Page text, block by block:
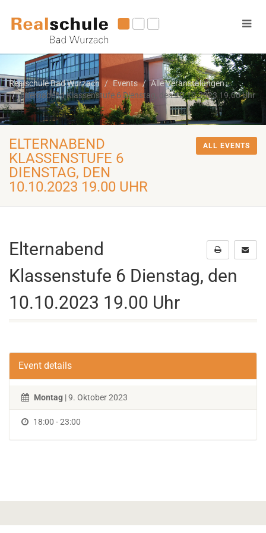
Realschule Bad Wurzach Events
Alle Veranstalungen
Elternabend Klassenstufe 6 Dienstag, den 10.10.2023 19.00 Uhr
ELTERNABEND
KLASSENSTUFE 6
DIENSTAG, DEN
10.10.2023 19.00 UHR
ALL EVENTS
Elternabend
Klassenstufe 6 Dienstag, den
10.10.2023 19.00 Uhr
Event details
Montag | 9. Oktober 2023
18:00 - 23:00